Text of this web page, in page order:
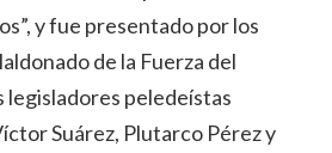
y fue presentado por los
de la Fuerza del
legisladores peledeístas
Suárez, Plutarco Pérez y